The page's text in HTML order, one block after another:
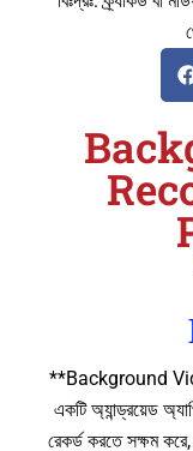
**Background
একটি অ্যান্ড্রয়েড
রেকর্ড করতে সক্ষম